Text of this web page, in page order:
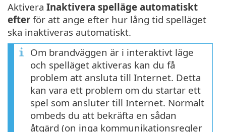
Aktivera Inaktivera spelläge automatiskt
efter för att ange efter hur lång tid spelläget
ska inaktiveras automatiskt.
Om brandväggen är i interaktivt läge
och spelläget aktiveras kan du få
problem att ansluta till Internet. Detta
kan vara ett problem om du startar ett
spel som ansluter till Internet. Normalt
ombeds du att bekräfta en sådan
åtgärd (on inga kommunikationsregler